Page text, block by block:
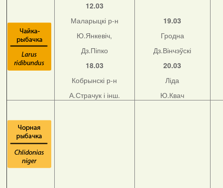
12.03
Маларыцкі р-н
Ю.Янкевіч,
Дз.Піпко
18.03
Кобрынскі р-н
А.Страчук і інш.
19.03
Гродна
Дз.Вінчэўскі
20.03
Ліда
Ю.Квач